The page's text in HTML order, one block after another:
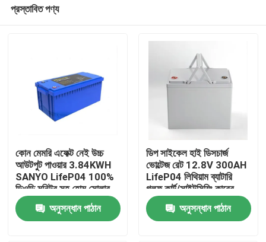
প্রস্তাবিত পণ্য
কোন মেমরি এফেক্ট নেই উচ্চ
আউটপুট পাওয়ার 3.84KWH
SANYO LifeP04 100%
ডিওডি মনিটর সহ হোম সোলার
স্টোরেজ ব্যাকআপ সিস্টেমগুলির
জন্য
অনুসন্ধান পাঠান
ডিপ সাইকেল হাই ডিসচার্জ
ভোল্টেজ রেট 12.8V 300AH
LifeP04 লিথিয়াম ব্যাটারি
গলফ কার্ট/সাইটসিয়িং কারের
জন্য BMS-এ নির্মিত
অনুসন্ধান পাঠান